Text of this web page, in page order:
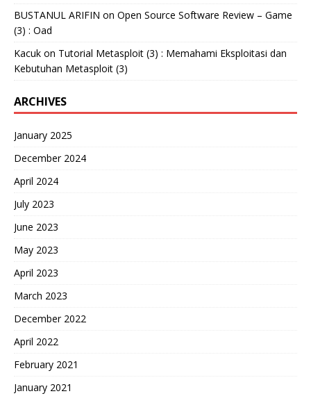
BUSTANUL ARIFIN on Open Source Software Review – Game
(3) : Oad
Kacuk on Tutorial Metasploit (3) : Memahami Eksploitasi dan
Kebutuhan Metasploit (3)
ARCHIVES
January 2025
December 2024
April 2024
July 2023
June 2023
May 2023
April 2023
March 2023
December 2022
April 2022
February 2021
January 2021